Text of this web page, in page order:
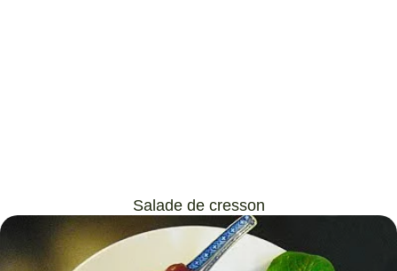
Salade de cresson